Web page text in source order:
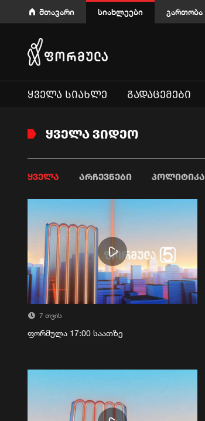
მთავარი სიახლეები გართობა
ᲧᲕᲔᲚᲐ ᲡᲘᲐᲮᲚᲔ ᲒᲐᲓᲐᲪᲔᲛᲔᲑᲘ
ᲧᲕᲔᲚᲐ ᲕᲘᲓᲔᲝ
ᲧᲕᲔᲚᲐ ᲐᲠᲩᲔᲕᲜᲔᲑᲘ ᲞᲝᲚᲘᲢᲘᲙᲐ
7 თვის
ფორმულა 17:00 საათზე